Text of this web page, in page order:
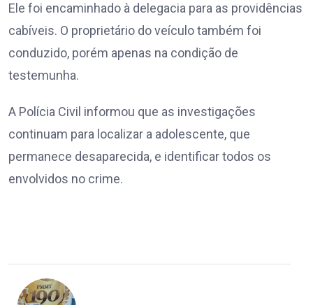
Ele foi encaminhado à delegacia para as providências
cabíveis. O proprietário do veículo também foi
conduzido, porém apenas na condição de
testemunha.
A Polícia Civil informou que as investigações
continuam para localizar a adolescente, que
permanece desaparecida, e identificar todos os
envolvidos no crime.